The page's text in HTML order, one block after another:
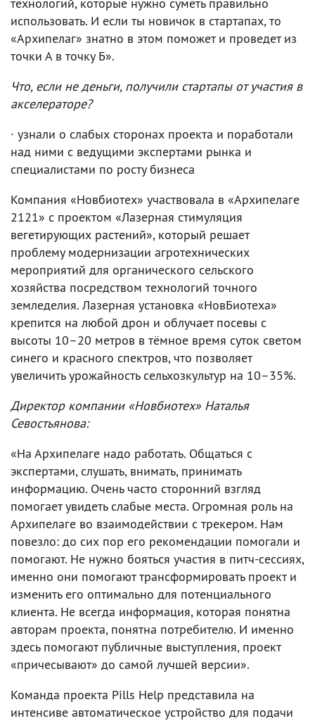
использовать. И если ты новичок в стартапах, то
«Архипелаг» знатно в этом поможет и проведет из
точки А в точку Б».
Что, если не деньги, получили стартапы от участия в
акселераторе?
· узнали о слабых сторонах проекта и поработали
над ними с ведущими экспертами рынка и
специалистами по росту бизнеса
Компания «Новбиотех» участвовала в «Архипелаге
2121» с проектом «Лазерная стимуляция
вегетирующих растений», который решает
проблему модернизации агротехнических
мероприятий для органического сельского
хозяйства посредством технологий точного
земледелия. Лазерная установка «НовБиотеха»
крепится на любой дрон и облучает посевы с
высоты 10–20 метров в тёмное время суток светом
синего и красного спектров, что позволяет
увеличить урожайность сельхозкультур на 10–35%.
Директор компании «Новбиотех» Наталья
Севостьянова:
«На Архипелаге надо работать. Общаться с
экспертами, слушать, внимать, принимать
информацию. Очень часто сторонний взгляд
помогает увидеть слабые места. Огромная роль на
Архипелаге во взаимодействии с трекером. Нам
повезло: до сих пор его рекомендации помогали и
помогают. Не нужно бояться участия в питч-сессиях,
именно они помогают трансформировать проект и
изменить его оптимально для потенциального
клиента. Не всегда информация, которая понятна
авторам проекта, понятна потребителю. И именно
здесь помогают публичные выступления, проект
«причесывают» до самой лучшей версии».
Команда проекта Pills Help представила на
интенсиве автоматическое устройство для подачи